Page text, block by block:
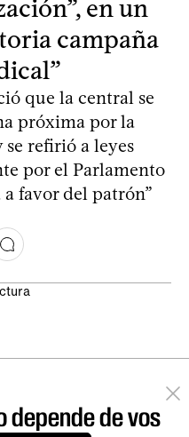
en un
campaña
que la central se
próxima por la
se refirió a leyes
por el Parlamento
a favor del patrón”
depende de vos